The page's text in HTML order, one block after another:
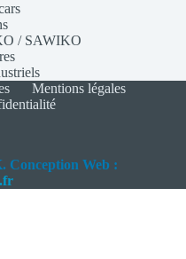
/ SAWIKO
Mentions légales
Conception Web :